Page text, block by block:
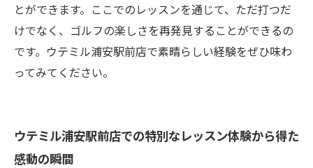
とができます。ここでのレッスンを通じて、ただ打つだ
けでなく、ゴルフの楽しさを再発見することができるの
です。ウテミル浦安駅前店で素晴らしい経験をぜひ味わ
ってみてください。
ウテミル浦安駅前店での特別なレッスン体験から得た
感動の瞬間